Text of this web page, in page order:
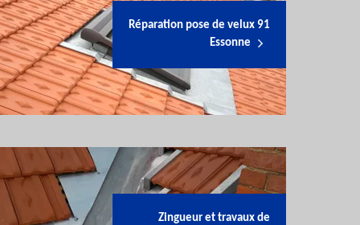
Réparation pose de velux 91
Essonne
Zingueur et travaux de